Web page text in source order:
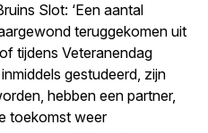
Slot: ‘Een aantal
teruggekomen uit
tijdens Veteranendag
gestudeerd, zijn
hebben een partner,
toekomst weer